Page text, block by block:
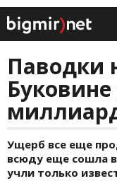
Паводки
Ущерб все еще
всюду еще сошла
учли только